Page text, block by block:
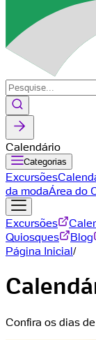
Calendário
Categorias
Excursões
da modaÁrea do
Excursões
Quiosques
Blog
Página Inicial/
Confira os dias